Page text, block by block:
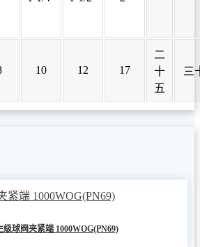
10 12 17
二
十
五
三
级球阀夹紧端 1000WOG(PN69)